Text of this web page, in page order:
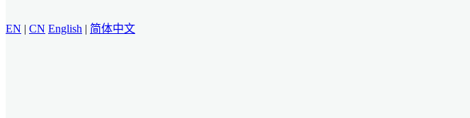
EN | CN English | 简体中文